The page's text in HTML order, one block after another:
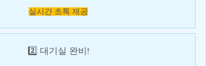
실시간 초톡 제공
2️⃣ 대기실 완비!